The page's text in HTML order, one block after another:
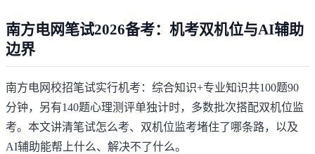
南方电网笔试2026备考：机考双机位与AI辅助
边界
南方电网校招笔试实行机考：综合知识+专业知识共100题90
分钟，另有140题心理测评单独计时，多数批次搭配双机位监
考。本文讲清笔试怎么考、双机位监考堵住了哪条路，以及
AI辅助能帮上什么、解决不了什么。